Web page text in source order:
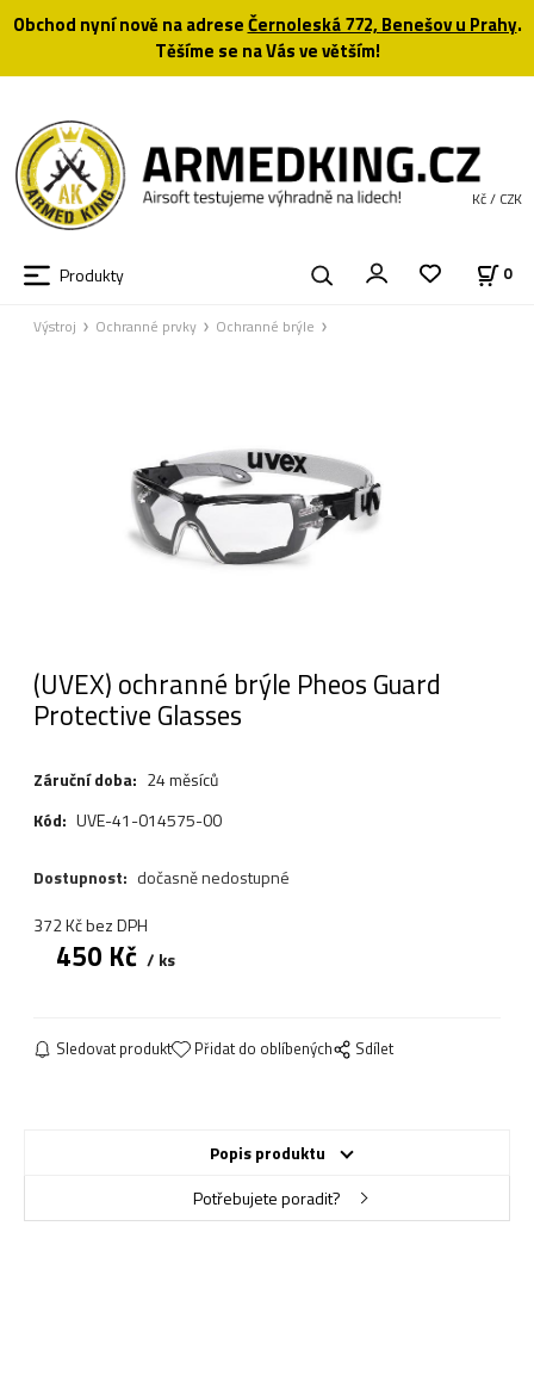
Obchod nyní nově na adreseČernoleská 772, Benešov u Prahy.
Těšíme se na Vás ve větším!
Produkty 0
Kč / CZK
Výstroj Ochranné prvky Ochranné brýle
(UVEX) ochranné brýle Pheos Guard
Protective Glasses
Záruční doba: 24 měsíců
Kód: UVE-41-014575-00
Dostupnost: dočasně nedostupné
372Kčbez DPH
450 Kč ks
Sledovat produkt Přidat do oblíbených Sdílet
Popis produktu
Potřebujete poradit?